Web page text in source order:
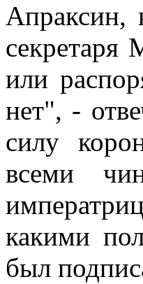
Апраксин,
секретаря
или
нет", -
силу
всеми
какими
был